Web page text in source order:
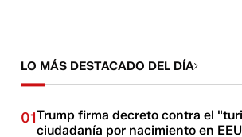
LO MÁS DESTACADO DEL DÍA
01Trump firma decreto contra el
ciudadanía por nacimiento en